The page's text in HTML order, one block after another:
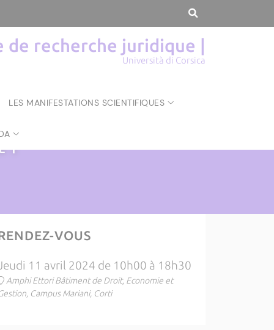
recherche juridique |
Università di Corsica
LES MANIFESTATIONS SCIENTIFIQUES
|
VOUS
11 avril 2024 de 10h00 à 18h30
Amphi Ettori Bâtiment de Droit, Economie et
Campus Mariani, Corti